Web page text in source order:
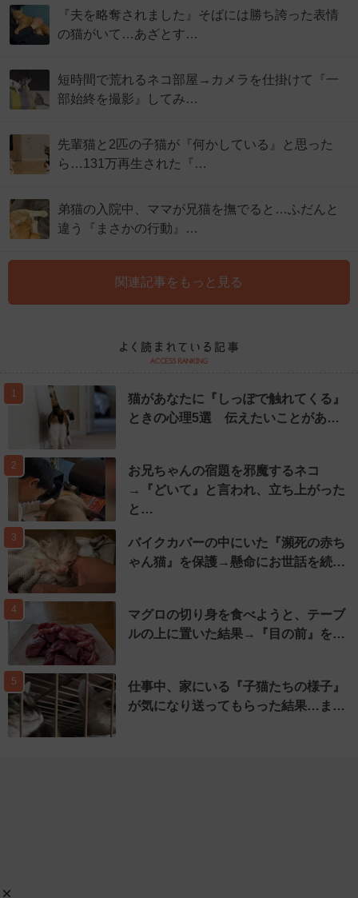
『夫を略奪されました』そばには勝ち誇った表情
の猫がいて…あざとす…
短時間で荒れるネコ部屋→カメラを仕掛けて『一
部始終を撮影』してみ…
先輩猫と2匹の子猫が『何かしている』と思った
ら…131万再生された『…
弟猫の入院中、ママが兄猫を撫でると…ふだんと
違う『まさかの行動』…
関連記事をもっと見る
1
猫があなたに『しっぽで触れてくる』
ときの心理5選 伝えたいことがあ…
2
お兄ちゃんの宿題を邪魔するネコ
→『どいて』と言われ、立ち上がった
と…
3
バイクカバーの中にいた『瀕死の赤ち
ゃん猫』を保護→懸命にお世話を続…
4
マグロの切り身を食べようと、テーブ
ルの上に置いた結果→『目の前』を…
5
仕事中、家にいる『子猫たちの様子』
が気になり送ってもらった結果…ま…